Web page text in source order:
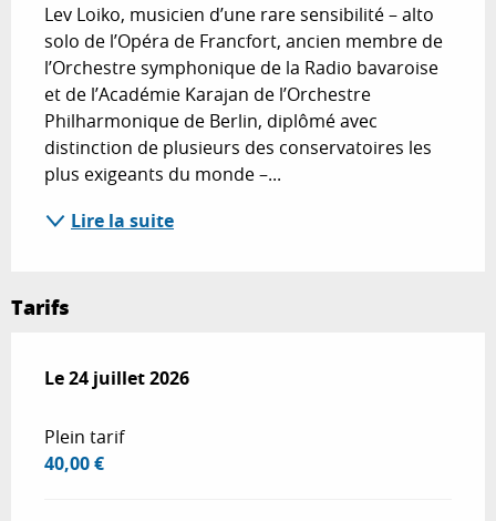
Lev Loiko, musicien d’une rare sensibilité – alto
solo de l’Opéra de Francfort, ancien membre de
l’Orchestre symphonique de la Radio bavaroise
et de l’Académie Karajan de l’Orchestre
Philharmonique de Berlin, diplômé avec
distinction de plusieurs des conservatoires les
plus exigeants du monde –...
Lire la suite
Tarifs
Le24 juillet 2026
Le24 juillet 2026
Plein tarif
40,00 €